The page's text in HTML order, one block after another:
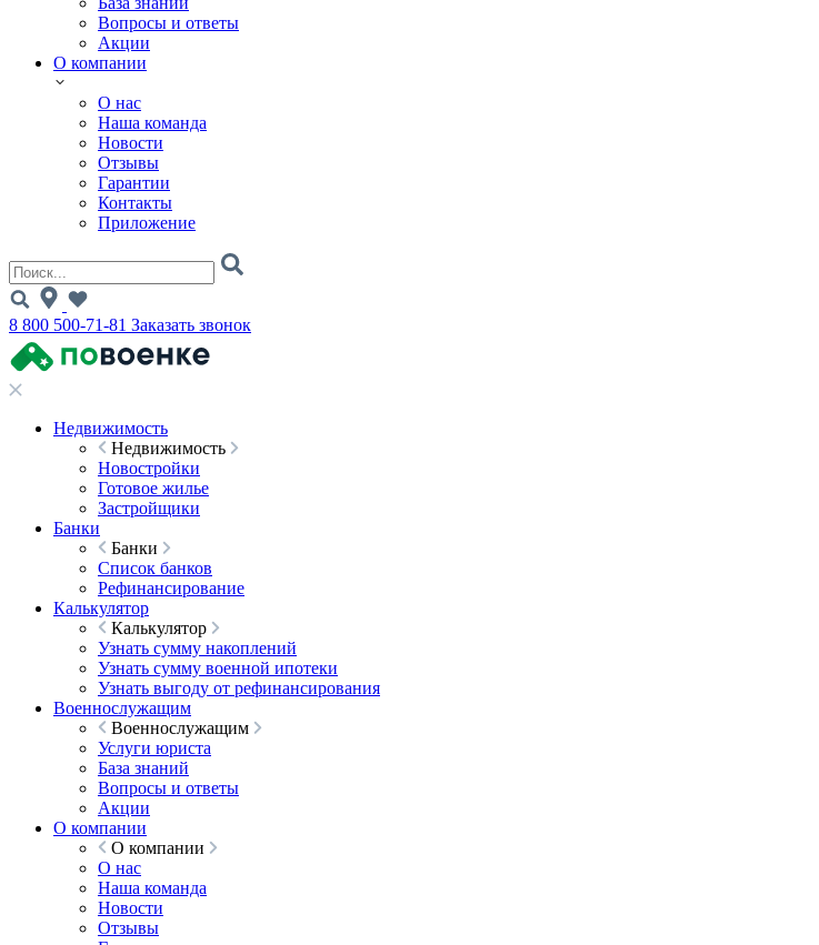
Вопросы и ответы
Акции
О компании
О нас
Наша команда
Новости
Отзывы
Гарантии
Контакты
Приложение
8 800 500-71-81 Заказать звонок
Недвижимость
Недвижимость
Новостройки
Готовое жилье
Застройщики
Банки
Банки
Список банков
Рефинансирование
Калькулятор
Калькулятор
Узнать сумму накоплений
Узнать сумму военной ипотеки
Узнать выгоду от рефинансирования
Военнослужащим
Военнослужащим
Услуги юриста
База знаний
Вопросы и ответы
Акции
О компании
О компании
О нас
Наша команда
Новости
Отзывы